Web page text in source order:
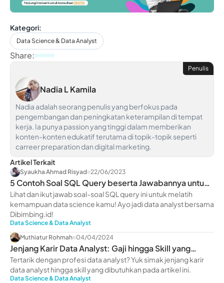
Kategori:
Data Science & Data Analyst
Share:
Penulis
Nadia L Kamila
Nadia adalah seorang penulis yang berfokus pada
pengembangan dan peningkatan keterampilan di tempat
kerja. Ia punya passion yang tinggi dalam memberikan
konten-konten edukatif terutama di topik-topik seperti
carreer preparation dan digital marketing.
Artikel Terkait
Syaukha Ahmad Risyad 22/06/2023
5 Contoh Soal SQL Query beserta Jawabannya untuk
Pemula
Lihat dan ikut jawab soal-soal SQL query ini untuk melatih
kemampuan data science kamu! Ayo jadi data analyst bersama
Dibimbing.id!
Data Science & Data Analyst
Muthiatur Rohmah 04/04/2024
Jenjang Karir Data Analyst: Gaji hingga Skill yang
Dimiliki
Tertarik dengan profesi data analyst? Yuk simak jenjang karir
data analyst hingga skill yang dibutuhkan pada artikel ini.
Data Science & Data Analyst